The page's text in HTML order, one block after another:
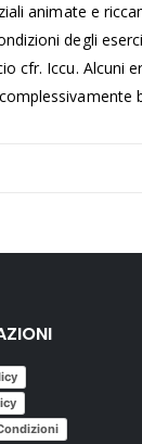
animate e
degli
cfr. Iccu. Alcuni